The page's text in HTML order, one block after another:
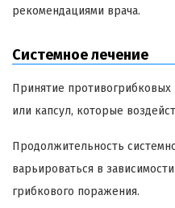
рекомендациями врача.
Системное лечение
Принятие противогрибковых
или капсул, которые
Продолжительность
варьироваться в
грибкового поражения.